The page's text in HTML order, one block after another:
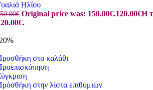
Ηλίου
€ Original price was: 150.00€.120.00€Η
στο καλάθι
στην λίστα επιθυμιών